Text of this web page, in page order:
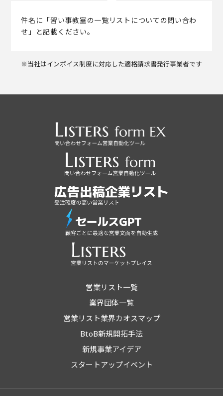
件名に「習い事教室の一覧リストについての問い合わ
せ」と記載ください。
※当社はインボイス制度に対応した適格請求書発行事業者です
営業リスト一覧
業界団体一覧
営業リスト業界カオスマップ
BtoB新規開拓手法
新規事業アイデア
スタートアップイベント